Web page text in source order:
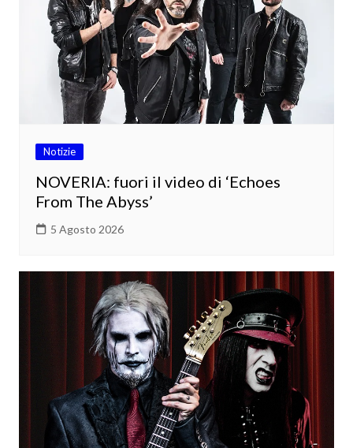
Notizie
NOVERIA: fuori il video di ‘Echoes
From The Abyss’
5 Agosto 2026